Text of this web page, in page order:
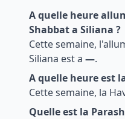
A quelle heure
Shabbat a Siliana ?
Cette semaine,
Siliana est a —.
A quelle heure est
Cette semaine, la
Quelle est la